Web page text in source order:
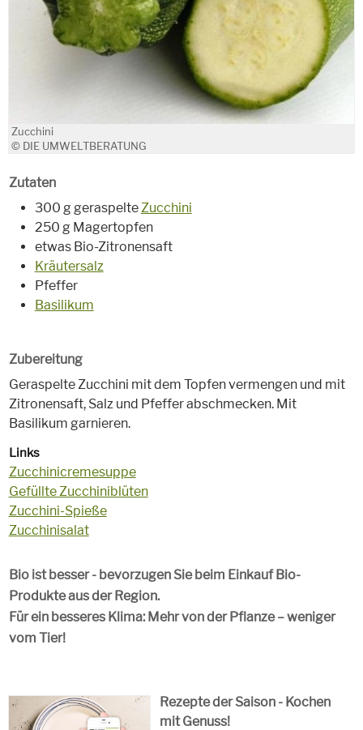
Zucchini
© DIE UMWELTBERATUNG
Zutaten
300 g geraspelteZucchini
250 g Magertopfen
etwas Bio-Zitronensaft
Kräutersalz
Pfeffer
Basilikum
Zubereitung
Geraspelte Zucchini mit dem Topfen vermengen und mit
Zitronensaft, Salz und Pfeffer abschmecken. Mit
Basilikum garnieren.
Links
Zucchinicremesuppe
Gefüllte Zucchiniblüten
Zucchini-Spieße
Zucchinisalat
Bio ist besser - bevorzugen Sie beim Einkauf Bio-
Produkte aus der Region.
Für ein besseres Klima: Mehr von der Pflanze – weniger
vom Tier!
Rezepte der Saison - Kochen
mit Genuss!